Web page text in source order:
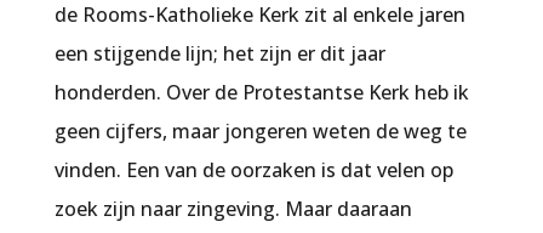
de Rooms-Katholieke Kerk zit al enkele jaren
een stijgende lijn; het zijn er dit jaar
honderden. Over de Protestantse Kerk heb ik
geen cijfers, maar jongeren weten de weg te
vinden. Een van de oorzaken is dat velen op
zoek zijn naar zingeving. Maar daaraan